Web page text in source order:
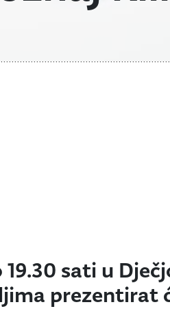
sati u
prezentirat